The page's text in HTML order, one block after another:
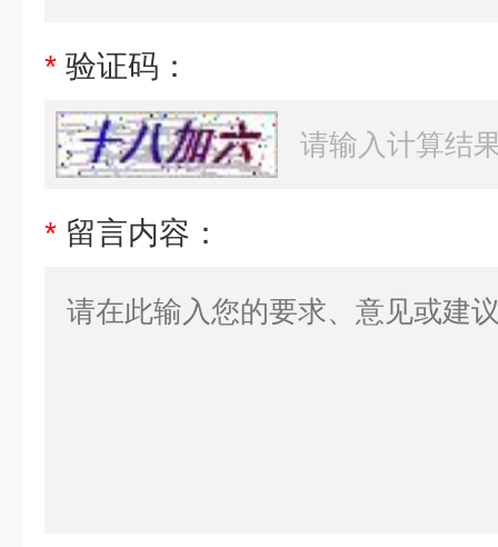
* 验证码：
* 留言内容：